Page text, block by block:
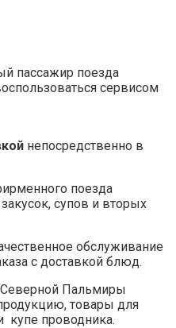
пассажир поезда
сервисом
непосредственно в
поезда
супов и вторых
обслуживание
с доставкой блюд.
Северной Пальмиры
товары для
купе проводника.